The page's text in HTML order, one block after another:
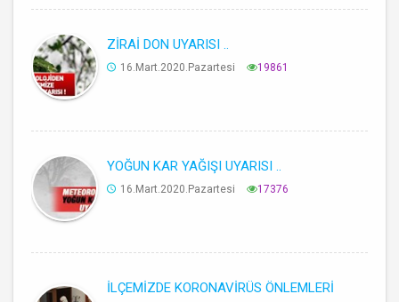
ZİRAİ DON UYARISI ..
16.Mart.2020.Pazartesi 19861
YOĞUN KAR YAĞIŞI UYARISI ..
16.Mart.2020.Pazartesi 17376
İLÇEMİZDE KORONAVİRÜS ÖNLEMLERİ